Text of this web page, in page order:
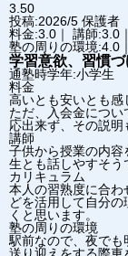
3.50
投稿:2026/5 保護者
料金:3.0｜ 講師:3.0
塾の周りの環境:4.0
学習意欲、習慣づ
通塾時学年:小学生
料金
高いとも安いとも感
ただ、入会金につ
応出来ず、その説明
講師
子供から授業の内
生とも話しやすそう
カリキュラム
本人の習熟度に合
どを活用して自分
くと思います。
塾の周りの環境
駅前なので、夜でも